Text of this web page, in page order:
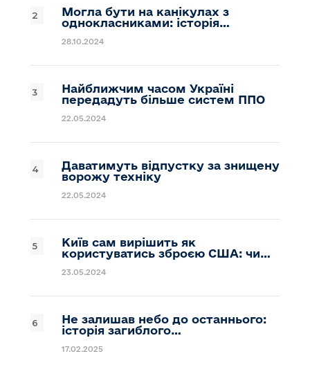
Могла бути на канікулах з
однокласниками: історія…
28.10.2024
Найближчим часом Україні
передадуть більше систем ППО
22.05.2024
Даватимуть відпустку за знищену
ворожу техніку
22.05.2024
Київ сам вирішить як
користуватись зброєю США: чи…
23.05.2024
Не залишав небо до останнього:
історія загиблого…
17.02.2025